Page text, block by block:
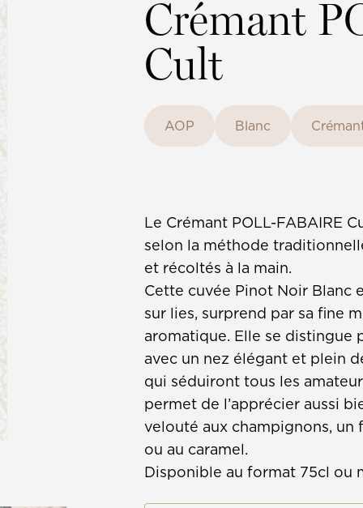
Crémant
Cult
AOP Blanc
Le Crémant POLL-FABAIRE
selon la méthode
et récoltés à la main.
Cette cuvée Pinot Noir Blanc
sur lies, surprend par sa fine
aromatique. Elle se
avec un nez élégant et plein
qui séduiront tous les
permet de l’apprécier aussi
velouté aux champignons,
ou au caramel.
Disponible au format 75cl ou